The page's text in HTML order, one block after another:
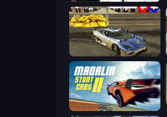
Crazy Car Stunts 3D
Madalin Stunt Cars 2